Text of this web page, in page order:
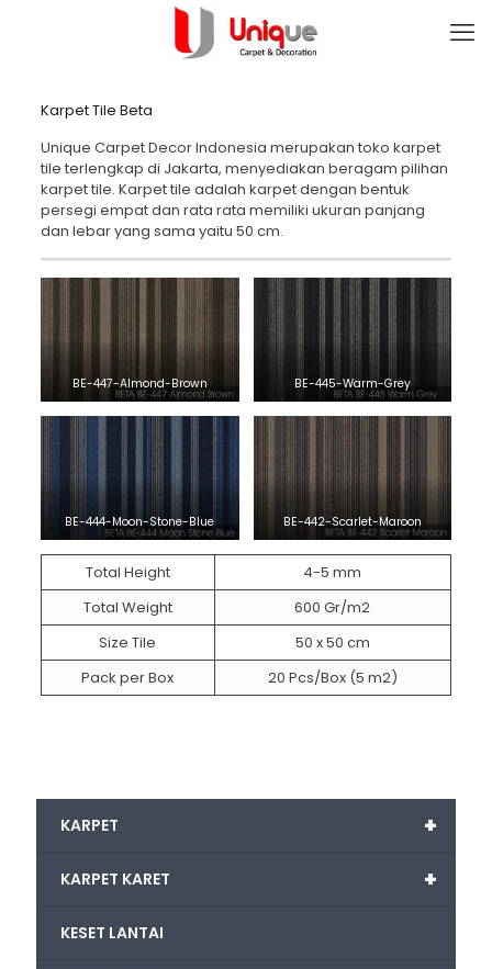
Karpet Tile Beta
Unique Carpet Decor Indonesia merupakan toko karpet
tile terlengkap di Jakarta, menyediakan beragam pilihan
karpet tile. Karpet tile adalah karpet dengan bentuk
persegi empat dan rata rata memiliki ukuran panjang
dan lebar yang sama yaitu 50 cm.
BE-447-Almond-Brown BE-445-Warm-Grey
BE-444-Moon-Stone-Blue BE-442-Scarlet-Maroon
Total Height
4-5 mm
Total Weight
600 Gr/m2
Size Tile
50 x 50 cm
Pack per Box
20 Pcs/Box (5 m2)
+
KARPET
+
KARPET KARET
KESET LANTAI